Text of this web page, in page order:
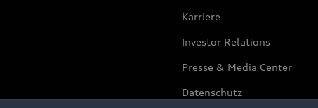
Karriere
Investor Relations
Presse & Media Center
Datenschutz